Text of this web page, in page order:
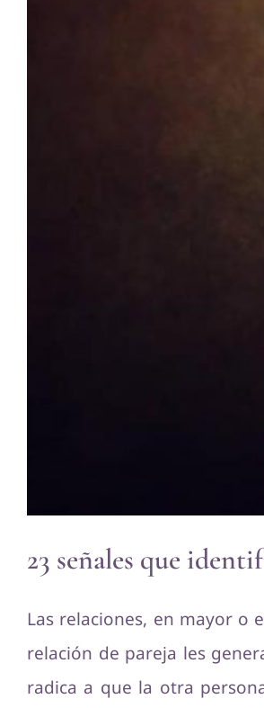
23 señales que
Las relaciones, en mayor o
relación de pareja les
radica a que la otra